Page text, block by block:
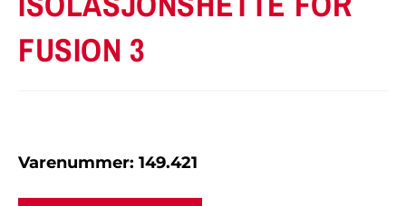
FUSION 3
Varenummer: 149.421